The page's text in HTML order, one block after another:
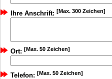
Ihre Anschrift: [Max. 300 Zeichen]
Ort: [Max. 50 Zeichen]
Telefon: [Max. 50 Zeichen]